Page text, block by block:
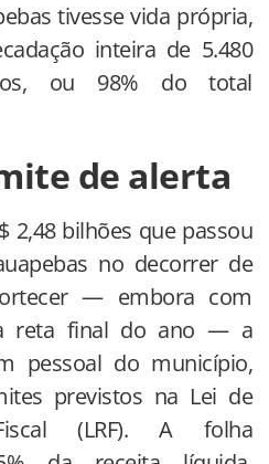
tivesse vida própria,
inteira de 5.480
ou 98% do total
de alerta
2,48 bilhões que passou
no decorrer de
— embora com
reta final do ano — a
pessoal do município,
previstos na Lei de
Fiscal (LRF). A folha